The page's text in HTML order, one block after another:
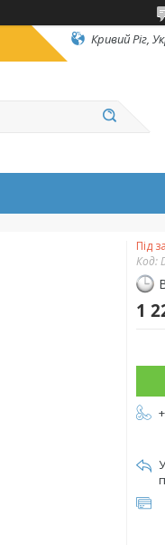
Кривий Ріг,
Під
Код:
1